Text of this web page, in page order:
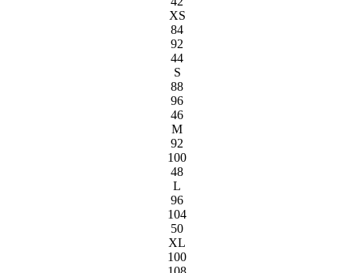
XS
84
92
44
S
88
96
46
M
92
100
48
L
96
104
50
XL
100